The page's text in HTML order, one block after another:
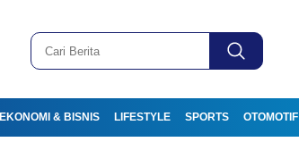
EKONOMI & BISNIS LIFESTYLE SPORTS OTOMOTIF